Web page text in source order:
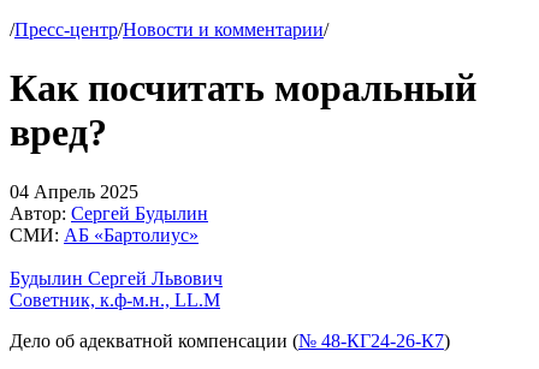
/Пресс-центр/Новости и комментарии/
Как посчитать моральный
вред?
04 Апрель 2025
Автор: Сергей Будылин
СМИ: АБ «Бартолиус»
Будылин Сергей Львович
Советник, к.ф-м.н., LL.M
Дело об адекватной компенсации (№ 48-КГ24-26-К7)